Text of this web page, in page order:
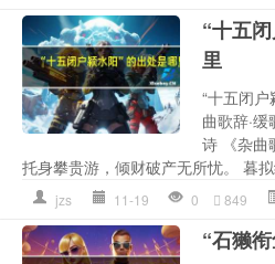
“十五
里
“十五闭
曲歌辞·
诗 《杂曲
托身攀贵游，倾财破产无所忧。 暮
jzs 11-19 0 849
“石獭